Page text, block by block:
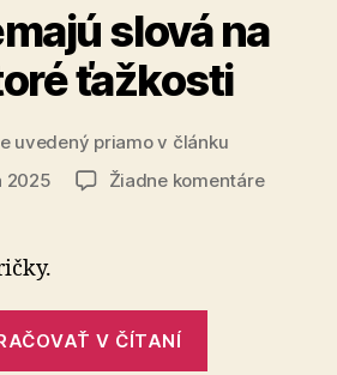
slová na
ťažkosti
uvedený priamo v článku
2025 Žiadne komentárena
V ČÍTANÍ